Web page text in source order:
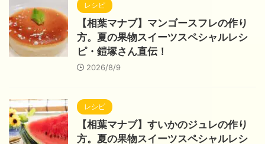
レシピ
【相葉マナブ】マンゴースフレの作り
方。夏の果物スイーツスペシャルレシ
ピ・鎧塚さん直伝！
2026/8/9
レシピ
【相葉マナブ】すいかのジュレの作り
方。夏の果物スイーツスペシャルレシ